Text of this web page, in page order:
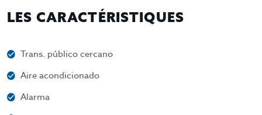
LES CARACTÉRISTIQUES
Trans. público cercano
Aire acondicionado
Alarma